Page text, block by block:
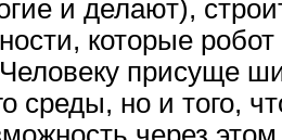
и делают),
которые
присуще
среды, но и того,